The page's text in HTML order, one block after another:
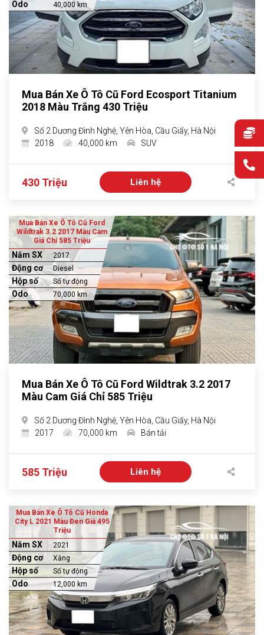
Odo 40,000 km
Mua Bán Xe Ô Tô Cũ Ford Ecosport Titanium
2018 Màu Trắng 430 Triệu
Số 2 Dương Đình Nghệ, Yên Hòa, Cầu Giấy, Hà Nội
2018
40,000 km SUV
430 Triệu Liên hệ
Mua Bán Xe Ô Tô Cũ Ford
Wildtrak 3.2 2017 Màu Cam
Giá Chỉ 585 Triệu
Năm SX 2017
Động cơ Diesel
Hộp số Số tự động
Odo 70,000 km
Mua Bán Xe Ô Tô Cũ Ford Wildtrak 3.2 2017
Màu Cam Giá Chỉ 585 Triệu
Số 2 Dương Đình Nghệ, Yên Hòa, Cầu Giấy, Hà Nội
2017
70,000 km Bán tải
585 Triệu Liên hệ
Mua Bán Xe Ô Tô Cũ Honda
City L 2021 Màu Đen Giá 495
Triệu
Năm SX 2021
Động cơ Xăng
Hộp số Số tự động
Odo 12,000 km